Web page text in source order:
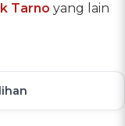
Tarno yang lain